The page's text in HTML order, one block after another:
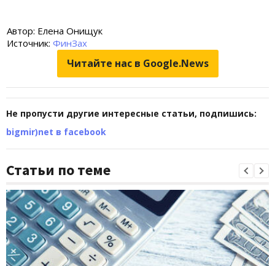
Автор: Елена Онищук
Источник: ФинЗах
Читайте нас в Google.News
Не пропусти другие интересные статьи, подпишись:
bigmir)net в facebook
Статьи по теме